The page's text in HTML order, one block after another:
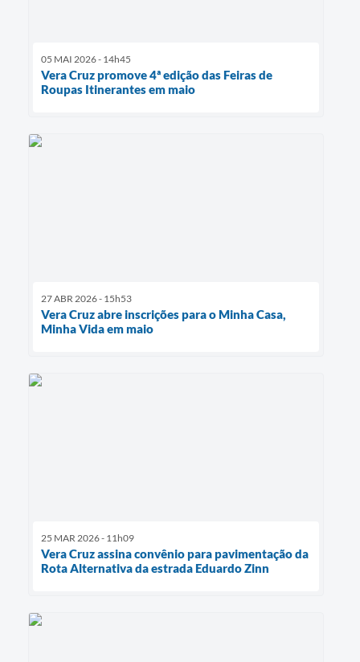
05 MAI 2026 - 14h45
Vera Cruz promove 4ª edição das Feiras de
Roupas Itinerantes em maio
27 ABR 2026 - 15h53
Vera Cruz abre inscrições para o Minha Casa,
Minha Vida em maio
25 MAR 2026 - 11h09
Vera Cruz assina convênio para pavimentação da
Rota Alternativa da estrada Eduardo Zinn